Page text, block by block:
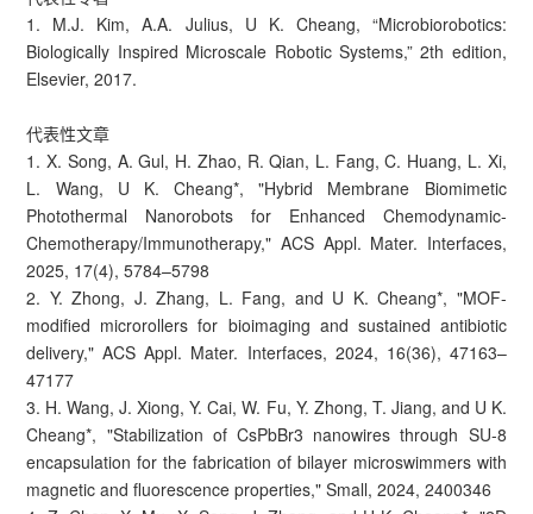
1. M.J. Kim, A.A. Julius, U K. Cheang, “Microbiorobotics:
Biologically Inspired Microscale Robotic Systems,” 2th edition,
Elsevier, 2017.
代表性文章
1. X. Song, A. Gul, H. Zhao, R. Qian, L. Fang, C. Huang, L. Xi,
L. Wang, U K. Cheang*, "Hybrid Membrane Biomimetic
Photothermal Nanorobots for Enhanced Chemodynamic-
Chemotherapy/Immunotherapy," ACS Appl. Mater. Interfaces,
2025, 17(4), 5784–5798
2. Y. Zhong, J. Zhang, L. Fang, and U K. Cheang*, "MOF-
modified microrollers for bioimaging and sustained antibiotic
delivery," ACS Appl. Mater. Interfaces, 2024, 16(36), 47163–
47177
3. H. Wang, J. Xiong, Y. Cai, W. Fu, Y. Zhong, T. Jiang, and U K.
Cheang*, "Stabilization of CsPbBr3 nanowires through SU-8
encapsulation for the fabrication of bilayer microswimmers with
magnetic and fluorescence properties," Small, 2024, 2400346